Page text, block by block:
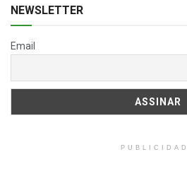
NEWSLETTER
Email